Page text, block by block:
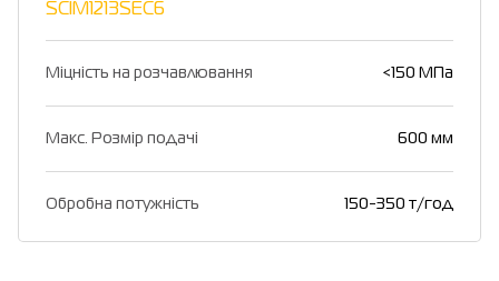
SCIM1213SEC6
Міцність на розчавлювання <150 МПа
Макс. Розмір подачі 600 мм
Обробна потужність 150-350 т/год